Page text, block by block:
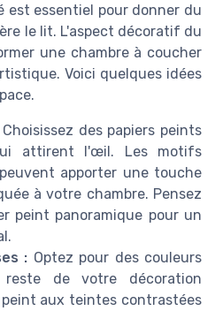
est essentiel pour donner du
le lit. L'aspect décoratif du
une chambre à coucher
Voici quelques idées
Choisissez des papiers peints
attirent l'œil. Les motifs
apporter une touche
à votre chambre. Pensez
peint panoramique pour un
: Optez pour des couleurs
de votre décoration
aux teintes contrastées